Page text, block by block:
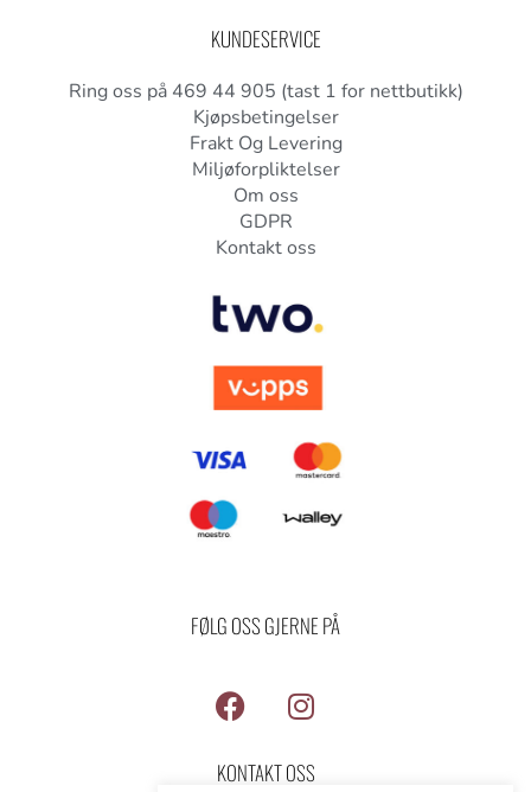
KUNDESERVICE
Ring oss på 469 44 905 (tast 1 for nettbutikk)
Kjøpsbetingelser
Frakt Og Levering
Miljøforpliktelser
Om oss
GDPR
Kontakt oss
FØLG OSS GJERNE PÅ
F
a
e
I
n
t
KONTAKT OSS